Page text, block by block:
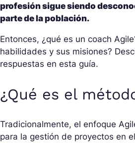
profesión sigue siendo
parte de la población.
Entonces, ¿qué es un coach
habilidades y sus misiones?
respuestas en esta guía.
¿Qué es el
Tradicionalmente, el enfoque
para la gestión de proyectos en